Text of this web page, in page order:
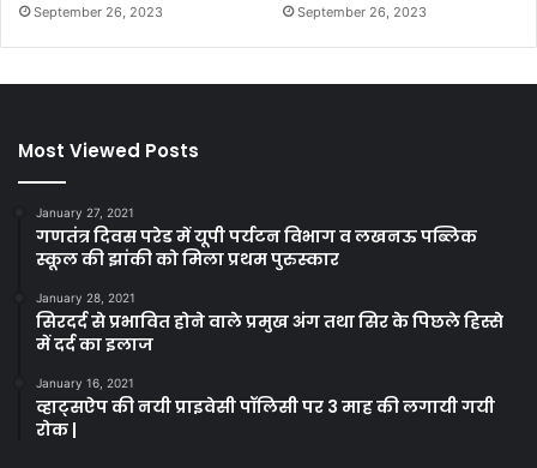
September 26, 2023 September 26, 2023
Most Viewed Posts
January 27, 2021
गणतंत्र दिवस परेड में यूपी पर्यटन विभाग व लखनऊ पब्लिक
स्कूल की झांकी को मिला प्रथम पुरुस्कार
January 28, 2021
सिरदर्द से प्रभावित होने वाले प्रमुख अंग तथा सिर के पिछले हिस्से
में दर्द का इलाज
January 16, 2021
व्हाट्सऐप की नयी प्राइवेसी पॉलिसी पर 3 माह की लगायी गयी
रोक |